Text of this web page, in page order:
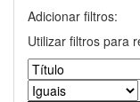
Adicionar filtros:
Utilizar filtros para